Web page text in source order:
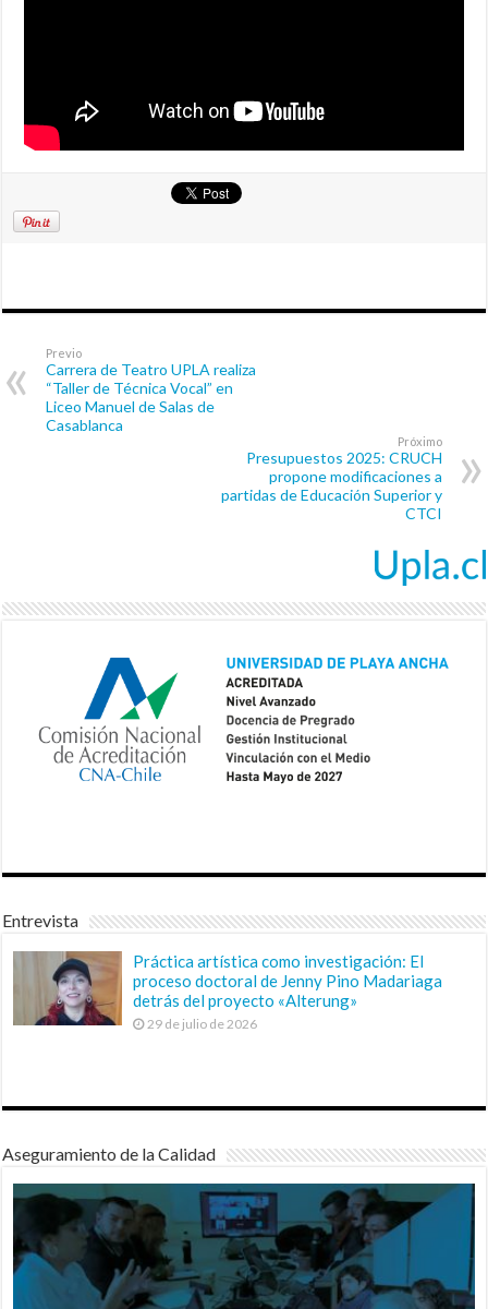
Previo
Carrera de Teatro UPLA realiza
“Taller de Técnica Vocal” en
Liceo Manuel de Salas de
Casablanca
Próximo
Presupuestos 2025: CRUCH
propone modificaciones a
partidas de Educación Superior y
CTCI
Entrevista
Práctica artística como investigación: El
proceso doctoral de Jenny Pino Madariaga
detrás del proyecto «Alterung»
29 de julio de 2026
Aseguramiento de la Calidad